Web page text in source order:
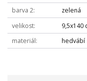
barva 2
zelená
velikost
9,5x140
materiál
hedvábí